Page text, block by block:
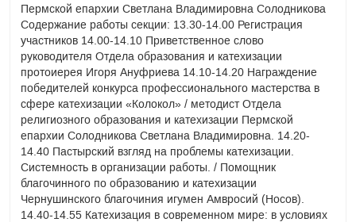
Пермской епархии Светлана Владимировна Солодникова
Содержание работы секции: 13.30-14.00 Регистрация
участников 14.00-14.10 Приветственное слово
руководителя Отдела образования и катехизации
протоиерея Игоря Ануфриева 14.10-14.20 Награждение
победителей конкурса профессионального мастерства в
сфере катехизации «Колокол» / методист Отдела
религиозного образования и катехизации Пермской
епархии Солодникова Светлана Владимировна. 14.20-
14.40 Пастырский взгляд на проблемы катехизации.
Системность в организации работы. / Помощник
благочинного по образованию и катехизации
Чернушинского благочиния игумен Амвросий (Носов).
14.40-14.55 Катехизация в современном мире: в условиях
Три листовки для
просветительской...
Дата создания статьи31.08.2017
Уважаемые катехизаторы! Специалистами
Отдела образования Пермской епархии
были подготовлены просветительские
материалы для выставки "Православная
Русь". Высылаем макет. Возможно, данные
материалы будут полезны и для Вашей
работы на приходах. Макет листовок
Читать далее...
Просмотров